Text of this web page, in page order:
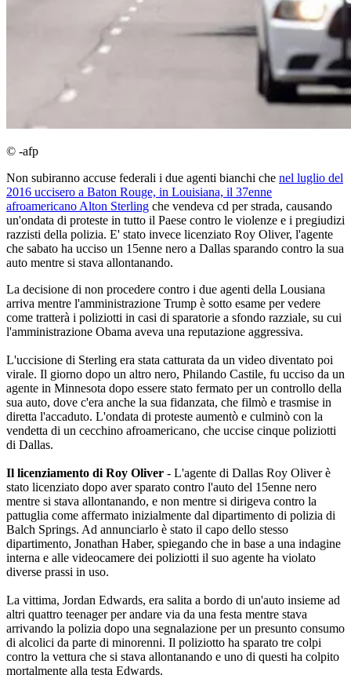
© -afp
Non subiranno accuse federali i due agenti bianchi che nel luglio del
2016 uccisero a Baton Rouge, in Louisiana, il 37enne
afroamericano Alton Sterling che vendeva cd per strada, causando
un'ondata di proteste in tutto il Paese contro le violenze e i pregiudizi
razzisti della polizia. E' stato invece licenziato Roy Oliver, l'agente
che sabato ha ucciso un 15enne nero a Dallas sparando contro la sua
auto mentre si stava allontanando.
La decisione di non procedere contro i due agenti della Lousiana
arriva mentre l'amministrazione Trump è sotto esame per vedere
come tratterà i poliziotti in casi di sparatorie a sfondo razziale, su cui
l'amministrazione Obama aveva una reputazione aggressiva.
L'uccisione di Sterling era stata catturata da un video diventato poi
virale. Il giorno dopo un altro nero, Philando Castile, fu ucciso da un
agente in Minnesota dopo essere stato fermato per un controllo della
sua auto, dove c'era anche la sua fidanzata, che filmò e trasmise in
diretta l'accaduto. L'ondata di proteste aumentò e culminò con la
vendetta di un cecchino afroamericano, che uccise cinque poliziotti
di Dallas.
Il licenziamento di Roy Oliver - L'agente di Dallas Roy Oliver è
stato licenziato dopo aver sparato contro l'auto del 15enne nero
mentre si stava allontanando, e non mentre si dirigeva contro la
pattuglia come affermato inizialmente dal dipartimento di polizia di
Balch Springs. Ad annunciarlo è stato il capo dello stesso
dipartimento, Jonathan Haber, spiegando che in base a una indagine
interna e alle videocamere dei poliziotti il suo agente ha violato
diverse prassi in uso.
La vittima, Jordan Edwards, era salita a bordo di un'auto insieme ad
altri quattro teenager per andare via da una festa mentre stava
arrivando la polizia dopo una segnalazione per un presunto consumo
di alcolici da parte di minorenni. Il poliziotto ha sparato tre colpi
contro la vettura che si stava allontanando e uno di questi ha colpito
mortalmente alla testa Edwards.